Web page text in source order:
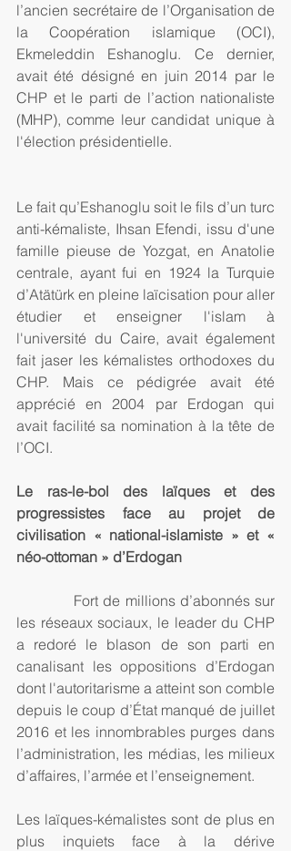
l’ancien secrétaire de l’Organisation de
la Coopération islamique (OCI),
Ekmeleddin Eshanoglu. Ce dernier,
avait été désigné en juin 2014 par le
CHP et le parti de l’action nationaliste
(MHP), comme leur candidat unique à
l'élection présidentielle.
Le fait qu’Eshanoglu soit le fils d’un turc
anti-kémaliste, Ihsan Efendi, issu d'une
famille pieuse de Yozgat, en Anatolie
centrale, ayant fui en 1924 la Turquie
d’Atätürk en pleine laïcisation pour aller
étudier et enseigner l'islam à
l'université du Caire, avait également
fait jaser les kémalistes orthodoxes du
CHP. Mais ce pédigrée avait été
apprécié en 2004 par Erdogan qui
avait facilité sa nomination à la tête de
l’OCI.
Le ras-le-bol des laïques et des
progressistes face au projet de
civilisation « national-islamiste » et «
néo-ottoman » d’Erdogan
les réseaux sociaux, le leader du CHP
a redoré le blason de son parti en
canalisant les oppositions d’Erdogan
dont l'autoritarisme a atteint son comble
depuis le coup d’État manqué de juillet
2016 et les innombrables purges dans
l’administration, les médias, les milieux
d’affaires, l’armée et l’enseignement.
Les laïques-kémalistes sont de plus en
plus inquiets face à la dérive